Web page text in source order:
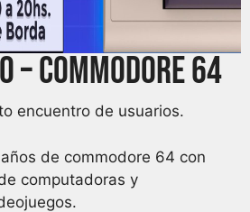
– Commodore 64
encuentro de usuarios.
de commodore 64 con
computadoras y